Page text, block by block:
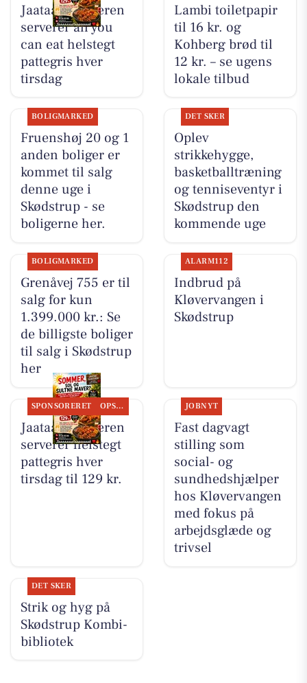
Jaataak Slagteren
serverer all you
can eat helstegt
pattegris hver
tirsdag
Lambi toiletpapir
til 16 kr. og
Kohberg brød til
12 kr. – se ugens
lokale tilbud
BOLIGMARKED
Fruenshøj 20 og 1
anden boliger er
kommet til salg
denne uge i
Skødstrup - se
boligerne her.
DET SKER
Oplev
strikkehygge,
basketballtræning
og tenniseventyr i
Skødstrup den
kommende uge
BOLIGMARKED
Grenåvej 755 er til
salg for kun
1.399.000 kr.: Se
de billigste boliger
til salg i Skødstrup
her
ALARM112
Indbrud på
Kløvervangen i
Skødstrup
SPONSORERET OPSLAGSTAVLEN
Jaataak Slagteren
serverer helstegt
pattegris hver
tirsdag til 129 kr.
JOBNYT
Fast dagvagt
stilling som
social- og
sundhedshjælper
hos Kløvervangen
med fokus på
arbejdsglæde og
trivsel
DET SKER
Strik og hyg på
Skødstrup Kombi-
bibliotek